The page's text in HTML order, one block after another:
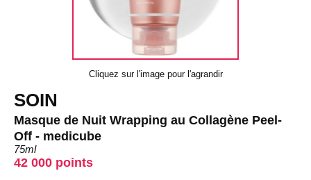
Cliquez sur l'image pour l'agrandir
SOIN
Masque de Nuit Wrapping au Collagène Peel-
Off - medicube
75ml
42 000 points